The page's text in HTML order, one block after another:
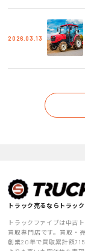
2026.03.13
トラック売るならトラッ
トラックファイブは中古
買取専門店です。買取・
創業20年で買取累計額